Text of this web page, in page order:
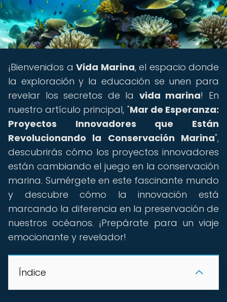
¡Bienvenidos a Vida Marina, el espacio donde
la exploración y la educación se unen para
revelar los secretos de la vida marina! En
nuestro artículo principal, "Mar de Esperanza:
Proyectos Innovadores que Están
Revolucionando la Conservación Marina",
descubrirás cómo los proyectos innovadores
están cambiando el juego en la conservación
marina. Sumérgete en este fascinante mundo
y descubre cómo la innovación está
marcando la diferencia en la preservación de
nuestros océanos. ¡Prepárate para un viaje
emocionante y revelador!
Índice